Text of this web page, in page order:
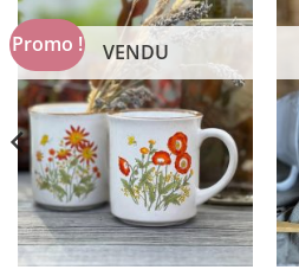
Promo ! VENDU